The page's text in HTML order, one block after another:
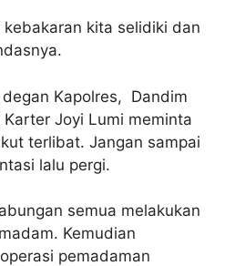
kebakaran kita selidiki dan
Kapolres, Dandim
Joyi Lumi meminta
terlibat. Jangan sampai
lalu pergi.
semua melakukan
Kemudian
pemadaman